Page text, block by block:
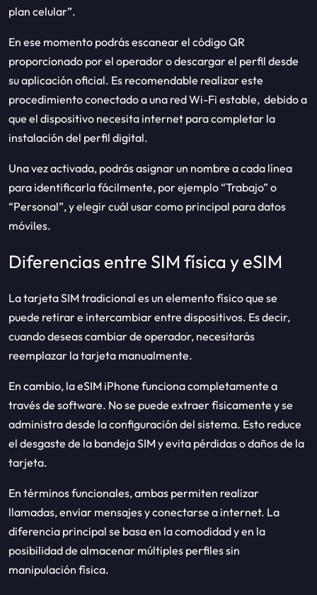
plan celular”.
En ese momento podrás escanear el código QR
proporcionado por el operador o descargar el perfil desde
su aplicación oficial. Es recomendable realizar este
procedimiento conectado a una red Wi-Fi estable, debido a
que el dispositivo necesita internet para completar la
instalación del perfil digital.
Una vez activada, podrás asignar un nombre a cada línea
para identificarla fácilmente, por ejemplo “Trabajo” o
“Personal”, y elegir cuál usar como principal para datos
móviles.
Diferencias entre SIM física y eSIM
La tarjeta SIM tradicional es un elemento físico que se
puede retirar e intercambiar entre dispositivos. Es decir,
cuando deseas cambiar de operador, necesitarás
reemplazar la tarjeta manualmente.
En cambio, la eSIM iPhone funciona completamente a
través de software. No se puede extraer físicamente y se
administra desde la configuración del sistema. Esto reduce
el desgaste de la bandeja SIM y evita pérdidas o daños de la
tarjeta.
En términos funcionales, ambas permiten realizar
llamadas, enviar mensajes y conectarse a internet. La
diferencia principal se basa en la comodidad y en la
posibilidad de almacenar múltiples perfiles sin
manipulación física.